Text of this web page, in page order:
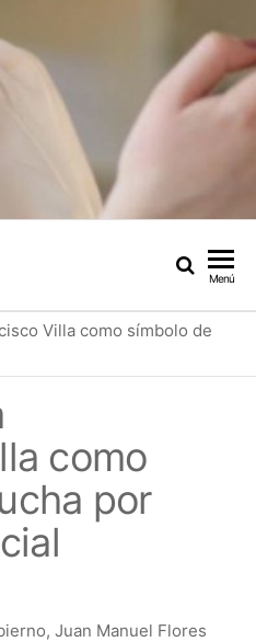
Menú
Villa como símbolo de
como
por
Juan Manuel Flores